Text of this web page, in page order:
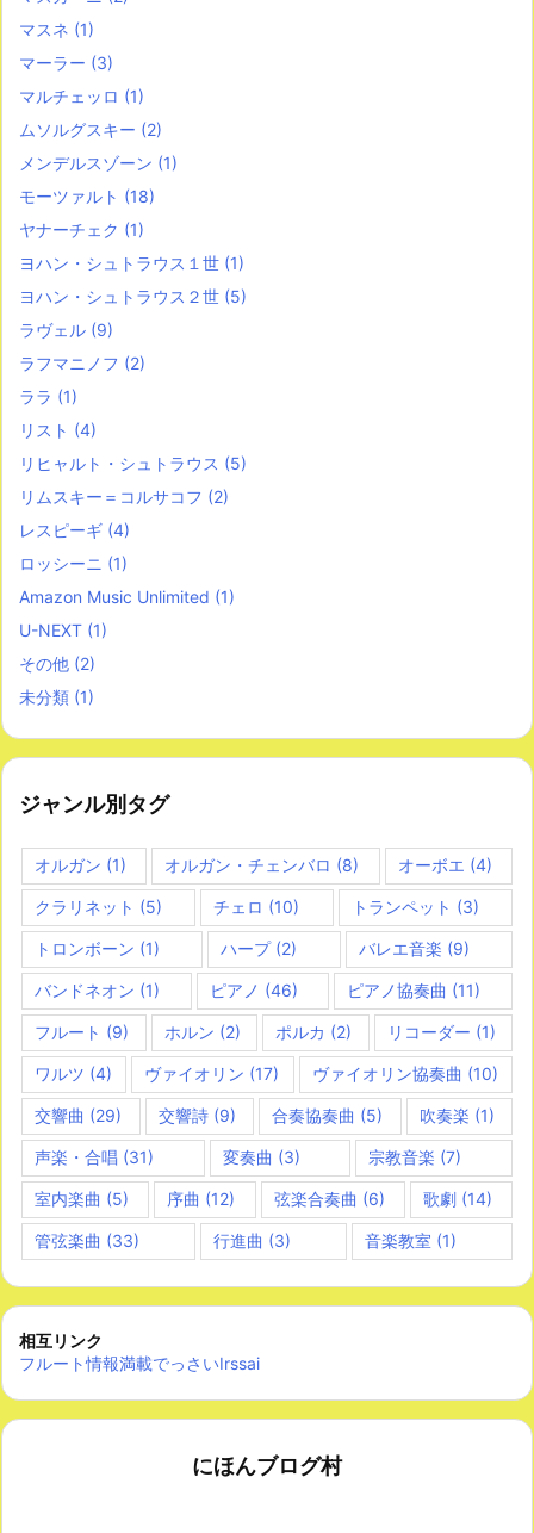
マスネ (1)
マーラー (3)
マルチェッロ (1)
ムソルグスキー (2)
メンデルスゾーン (1)
モーツァルト (18)
ヤナーチェク (1)
ヨハン・シュトラウス１世 (1)
ヨハン・シュトラウス２世 (5)
ラヴェル (9)
ラフマニノフ (2)
ララ (1)
リスト (4)
リヒャルト・シュトラウス (5)
リムスキー＝コルサコフ (2)
レスピーギ (4)
ロッシーニ (1)
Amazon Music Unlimited (1)
U-NEXT (1)
その他 (2)
未分類 (1)
ジャンル別タグ
オルガン (1) オルガン・チェンバロ (8) オーボエ (4)
クラリネット (5) チェロ (10) トランペット (3)
トロンボーン (1) ハープ(2) バレエ音楽 (9)
バンドネオン (1) ピアノ (46) ピアノ協奏曲 (11)
フルート (9) ホルン (2) ポルカ (2) リコーダー (1)
ワルツ (4) ヴァイオリン (17) ヴァイオリン協奏曲 (10)
交響曲 (29) 交響詩(9) 合奏協奏曲 (5) 吹奏楽 (1)
声楽・合唱 (31) 変奏曲 (3) 宗教音楽 (7)
室内楽曲 (5) 序曲 (12) 弦楽合奏曲 (6) 歌劇(14)
管弦楽曲 (33) 行進曲 (3) 音楽教室 (1)
相互リンク
フルート情報満載でっさいIrssai
にほんブログ村